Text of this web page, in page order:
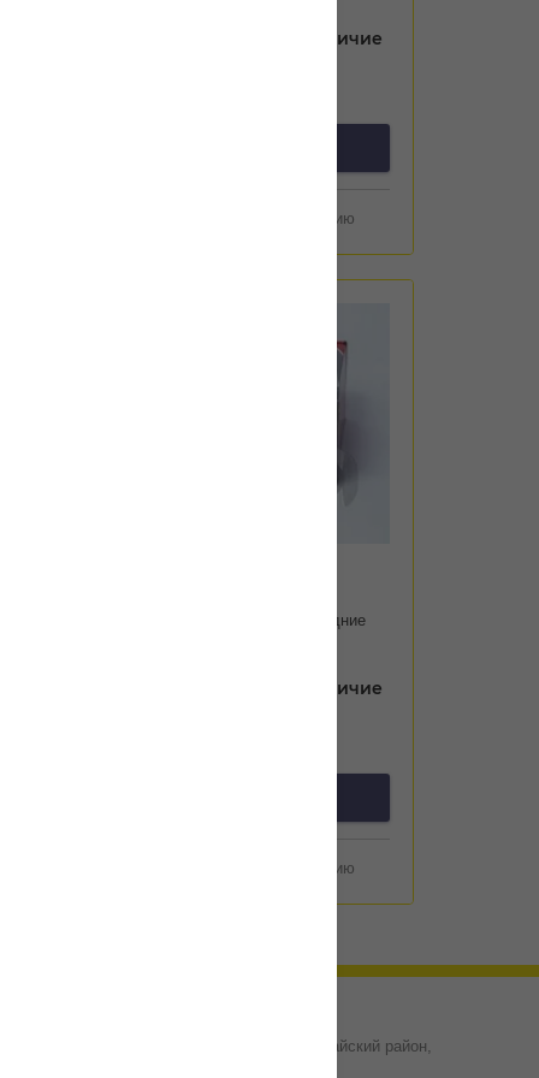
Уточнить цену и наличие
Добавить к сравнению
Тормозные колодки передние
Уточнить цену и наличие
Добавить к сравнению
Казахстан, г.Алматы, Наурызбайский район,